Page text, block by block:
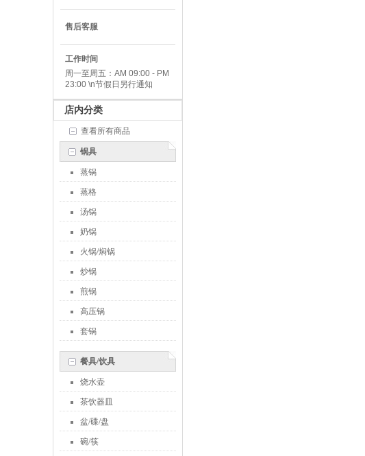
售后客服
工作时间
周一至周五：AM 09:00 - PM
23:00 \n节假日另行通知
店内分类
查看所有商品
锅具
蒸锅
蒸格
汤锅
奶锅
火锅/焖锅
炒锅
煎锅
高压锅
套锅
餐具/饮具
烧水壶
茶饮器皿
盆/碟/盘
碗/筷